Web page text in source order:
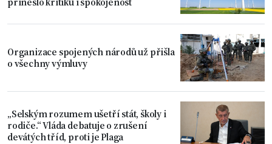
Organizace spojených národů už přišla
o všechny výmluvy
„Selským rozumem ušetří stát, školy i
rodiče.“ Vláda debatuje o zrušení
devátých tříd, proti je Plaga